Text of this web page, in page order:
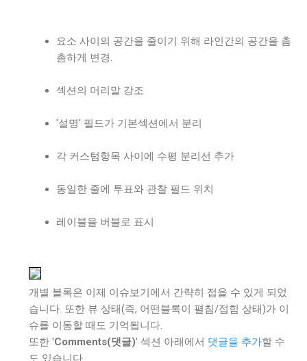
요소 사이의 공간을 줄이기 위해 라인간의 공간을 촘
촘하게 변경.
섹션의 머리말 강조
'설명' 필드가 기본섹션에서 분리
각 커스텀항목 사이에 수평 분리선 추가
동일한 줄에 투표와 관찰 필드 위치
레이블을 버블로 표시
개별 블록은 이제 이슈보기에서 간략히 접을 수 있게 되었
습니다. 또한 뷰 상태(즉, 어떤블록이 펼침/접힘 상태)가 이
슈를 이동할 때도 기억됩니다.
또한 'Comments(댓글)' 섹션 아래에서 댓글을 추가할 수
도 있습니다.